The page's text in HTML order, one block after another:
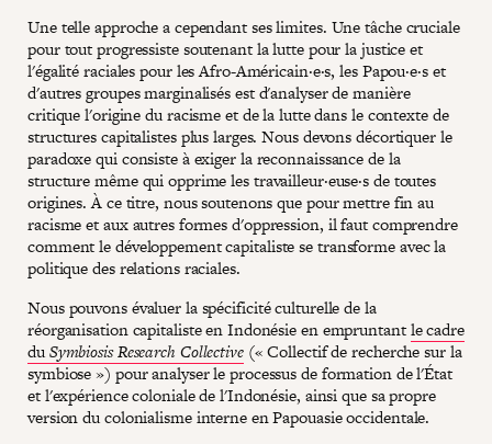
Une telle approche a cependant ses limites. Une tâche cruciale
pour tout progressiste soutenant la lutte pour la justice et
l'égalité raciales pour les Afro-Américain·e·s, les Papou·e·s et
d'autres groupes marginalisés est d'analyser de manière
critique l'origine du racisme et de la lutte dans le contexte de
structures capitalistes plus larges. Nous devons décortiquer le
paradoxe qui consiste à exiger la reconnaissance de la
structure même qui opprime les travailleur·euse·s de toutes
origines. À ce titre, nous soutenons que pour mettre fin au
racisme et aux autres formes d'oppression, il faut comprendre
comment le développement capitaliste se transforme avec la
politique des relations raciales.
Nous pouvons évaluer la spécificité culturelle de la
réorganisation capitaliste en Indonésie en empruntantle cadre
duSymbiosis Research Collective(« Collectif de recherche sur la
symbiose ») pour analyser le processus de formation de l'État
et l'expérience coloniale de l'Indonésie, ainsi que sa propre
version du colonialisme interne en Papouasie occidentale.